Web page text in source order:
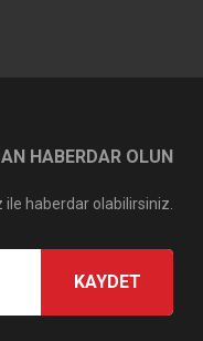
HABERDAR OLUN
haberdar olabilirsiniz.
KAYDET